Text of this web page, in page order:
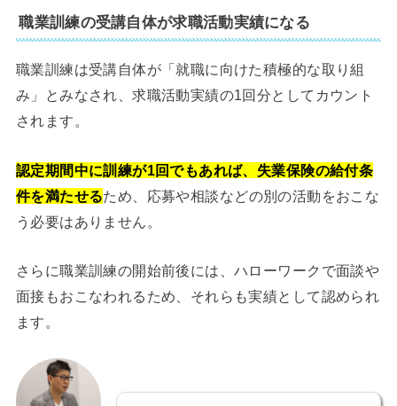
職業訓練の受講自体が求職活動実績になる
職業訓練は受講自体が「就職に向けた積極的な取り組
み」とみなされ、求職活動実績の1回分としてカウント
されます。
認定期間中に訓練が1回でもあれば、失業保険の給付条
件を満たせるため、応募や相談などの別の活動をおこな
う必要はありません。
さらに職業訓練の開始前後には、ハローワークで面談や
面接もおこなわれるため、それらも実績として認められ
ます。